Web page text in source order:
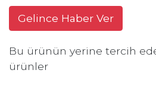
Gelince Haber Ver
Bu ürünün yerine tercih
ürünler